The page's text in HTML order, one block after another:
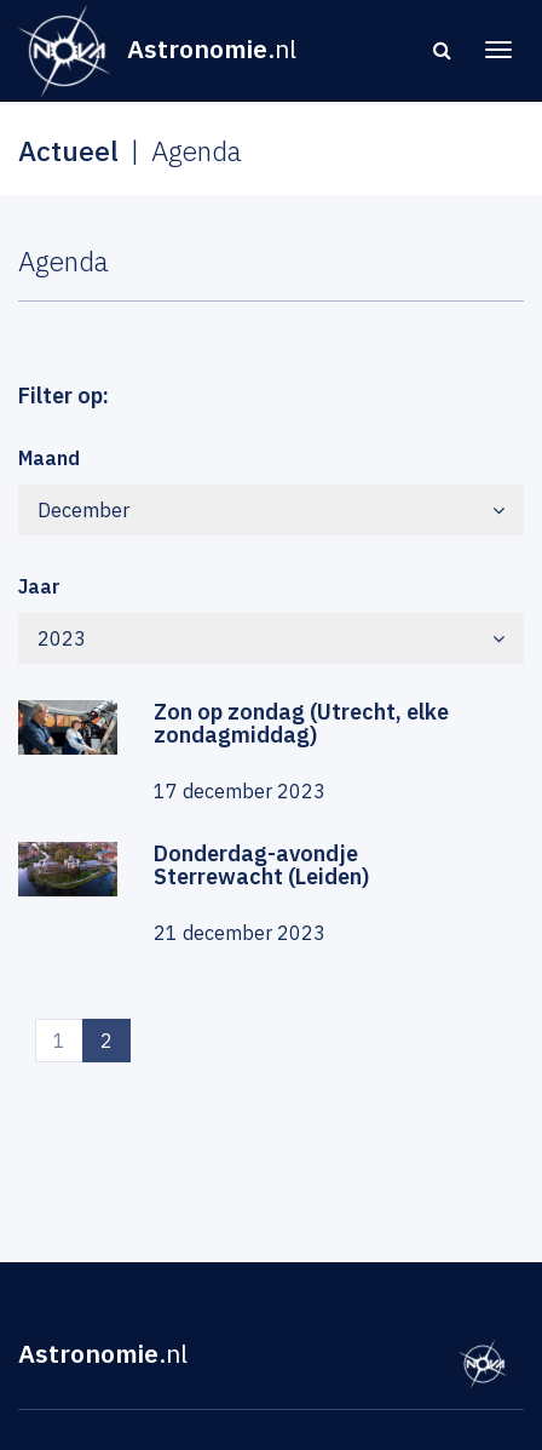
Astronomie.nl
Actueel Agenda
Agenda
Filter op:
Maand
December
Jaar
2023
Zon op zondag (Utrecht, elke
zondagmiddag)
17 december 2023
Donderdag-avondje
Sterrewacht (Leiden)
21 december 2023
1 2
Astronomie.nl